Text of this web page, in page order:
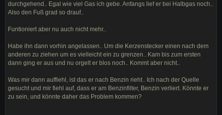
durchgehend.. Egal wie viel Gas ich gebe. Anfangs lief er bei Halbgas noch..
Also den Fuß grad so drauf..
Funtioniert aber nu auch nicht mehr..
Habe ihn dann vorhin angelassen.. Um die Kerzenstecker einen nach dem
anderen zu ziehen um es vielleicht ein zu grenzen.. Kam bis zum ersten
dann ging er aus und nu orgelt er blos noch.. Kommt aber nicht..
Was mir dann auffiehl, ist das er nach Benzin rieht.. Ich nach der Quelle
gesucht und mir fiehl auf, dass er am Benzinfilter, Benzin verliert. Könnte er
zu sein, und könnte daher das Problem kommen?